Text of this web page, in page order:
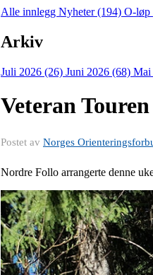
Alle innlegg Nyheter (194) O-løp
Arkiv
Juli 2026 (26) Juni 2026 (68) Mai
Veteran
Postet av Norges
Nordre Follo arrangerte denne